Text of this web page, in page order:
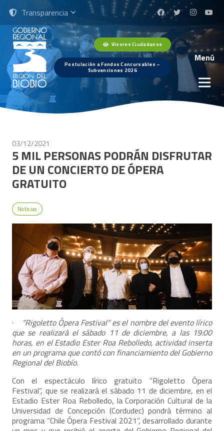
Transparencia
Visores Ciudadanos
Postulación a Fondos Concursables –
Subvenciones 2026
Menú
03/12/2021
5 MIL PERSONAS PODRÁN DISFRUTAR
DE UN CONCIERTO DE ÓPERA
GRATUITO
Noticias
·
“Rigoletto Ópera Festival” es el nombre del evento lírico
que se realizará el sábado 11 de diciembre, a las 19:00
horas, en el Estadio Ester Roa Rebolledo, actividad inserta
en un programa que contó con financiamiento del Gobierno
Regional del Biobío.
Con el espectáculo lírico gratuito “Rigoletto Ópera
Festival”, que se realizará el sábado 11 de diciembre, en el
Estadio Ester Roa Rebolledo, la Corporación Cultural de la
Universidad de Concepción (Cordudec) pondrá término al
programa “Chile Ópera Festival 2021”, desarrollado durante